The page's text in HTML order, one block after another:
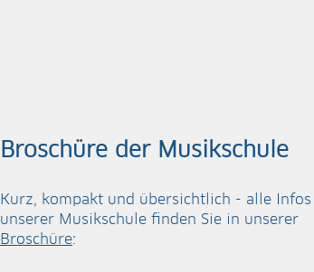
Broschüre der Musikschule
Kurz, kompakt und übersichtlich - alle Infos
unserer Musikschule finden Sie in unserer
Broschüre: